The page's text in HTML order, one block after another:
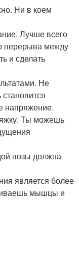
Ни в коем
Лучше всего
перерыва между
и сделать
Не
напряжение.
Ты можешь
позы должна
является более
мышцы и